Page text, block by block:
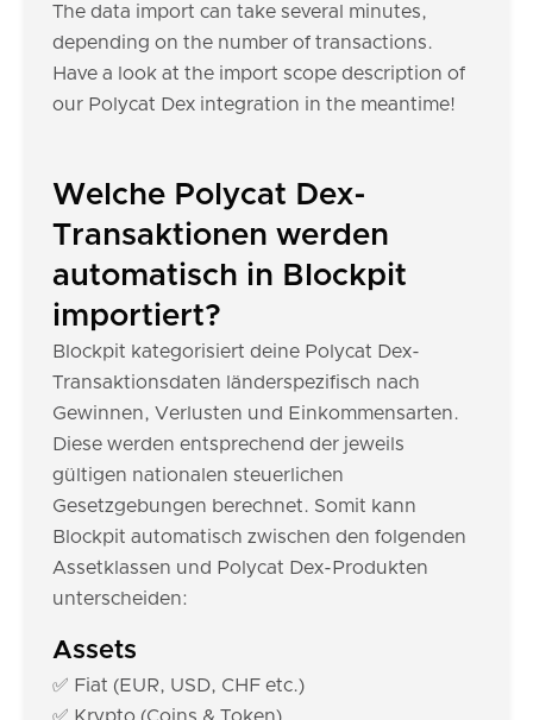
The data import can take several minutes,
depending on the number of transactions.
Have a look at the import scope description of
our Polycat Dex integration in the meantime!
Welche Polycat Dex-
Transaktionen werden
automatisch in Blockpit
importiert?
Blockpit kategorisiert deine Polycat Dex-
Transaktionsdaten länderspezifisch nach
Gewinnen, Verlusten und Einkommensarten.
Diese werden entsprechend der jeweils
gültigen nationalen steuerlichen
Gesetzgebungen berechnet. Somit kann
Blockpit automatisch zwischen den folgenden
Assetklassen und Polycat Dex-Produkten
unterscheiden:
Assets
✅ Fiat (EUR, USD, CHF etc.)